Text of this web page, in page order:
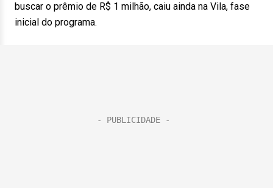
buscar o prêmio de R$ 1 milhão, caiu ainda na Vila, fase
inicial do programa.